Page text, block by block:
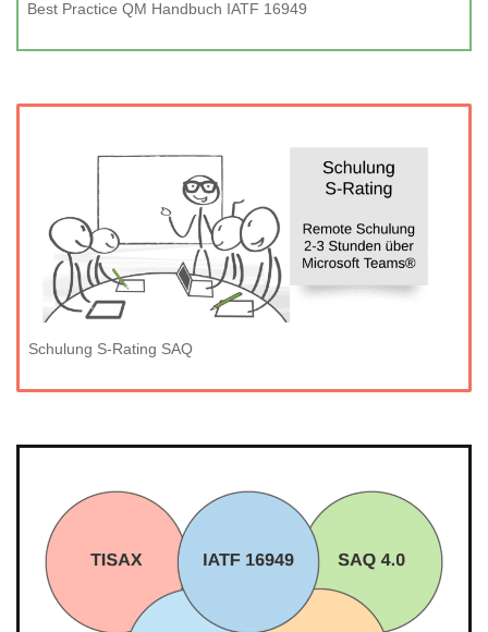
Best Practice QM Handbuch IATF 16949
Schulung S-Rating SAQ